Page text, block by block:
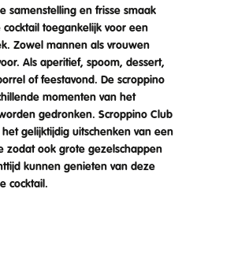
samenstelling en frisse smaak
toegankelijk voor een
Zowel mannen als vrouwen
Als aperitief, spoom, dessert,
of feestavond. De scroppino
momenten van het
gedronken. Scroppino Club
gelijktijdig uitschenken van een
zodat ook grote gezelschappen
kunnen genieten van deze
cocktail.